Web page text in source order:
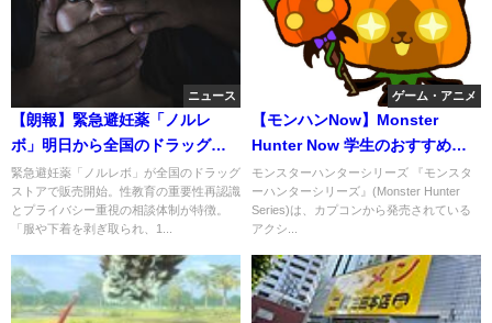
ニュース
【朗報】緊急避妊薬「ノルレ
ボ」明日から全国のドラッグス
トアで販売開始 アフターピル
の最安値はどこ？
緊急避妊薬「ノルレボ」が全国のドラッグ
ストアで販売開始。性教育の重要性再認識
とプライバシー重視の相談体制が特徴。
「服や下着を剥ぎ取られ、1...
ゲーム・アニメ
【モンハンNow】Monster
Hunter Now 学生のおすすめ最
強スポットでマルチってｗ
モンスターハンターシリーズ 『モンスタ
ーハンターシリーズ』(Monster Hunter
Series)は、カプコンから発売されている
アクシ...